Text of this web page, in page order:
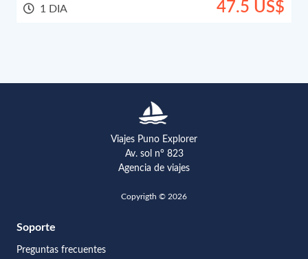
1 DIA 47.5 US$
Viajes Puno Explorer
Av. sol n° 823
Agencia de viajes
Copyrigth © 2026
Soporte
Preguntas frecuentes